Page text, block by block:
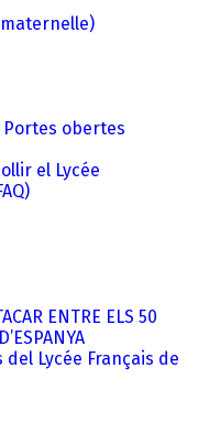
Portes obertes
el Lycée
ENTRE ELS 50
Lycée Français de